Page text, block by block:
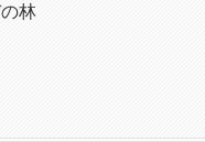
林